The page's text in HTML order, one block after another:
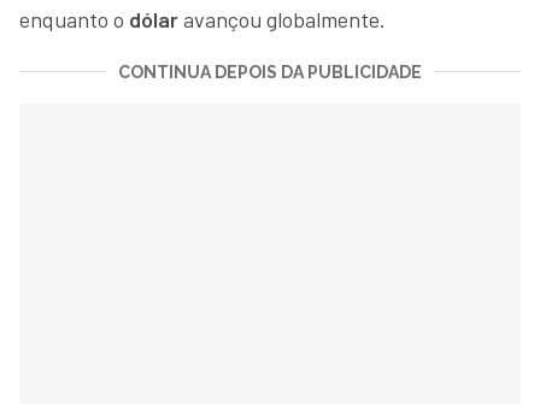
enquanto o dólaravançou globalmente.
CONTINUA DEPOIS DA PUBLICIDADE